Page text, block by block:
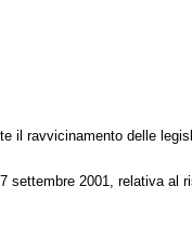
il ravvicinamento delle
settembre 2001, relativa